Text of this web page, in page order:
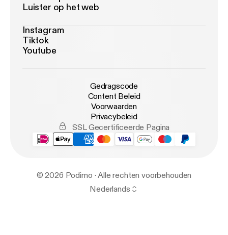
Luister op het web
Instagram
Tiktok
Youtube
Gedragscode
Content Beleid
Voorwaarden
Privacybeleid
SSL Gecertificeerde Pagina
© 2026 Podimo · Alle rechten voorbehouden
Nederlands